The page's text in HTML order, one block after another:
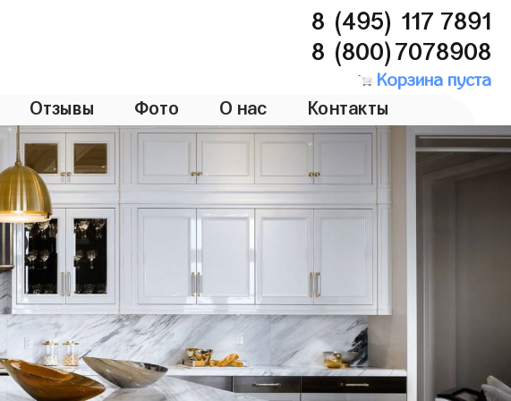
8 (495) 117 7891
8 (800)7078908
Корзина пуста
Отзывы Фото О нас Контакты